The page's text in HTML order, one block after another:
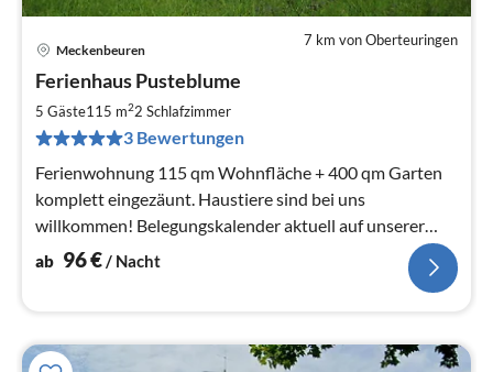
7 km von Oberteuringen
Meckenbeuren
Ferienhaus Pusteblume
5 Gäste115 m22 Schlafzimmer
3 Bewertungen
Ferienwohnung 115 qm Wohnfläche + 400 qm Garten
komplett eingezäunt. Haustiere sind bei uns
willkommen! Belegungskalender aktuell auf unserer
Webseite:
ab 96€/ Nacht